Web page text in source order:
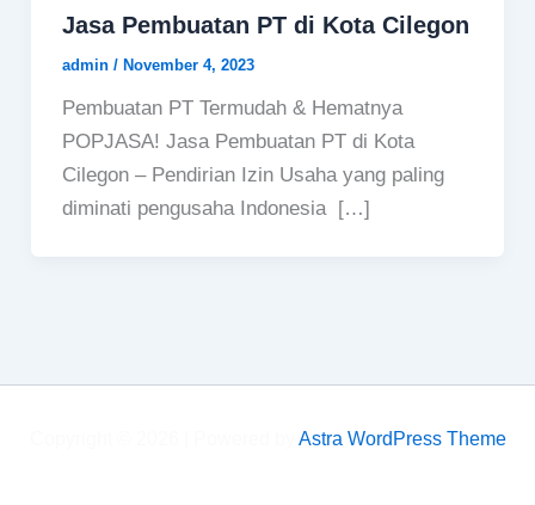
Jasa Pembuatan PT di Kota Cilegon
admin / November 4, 2023
Pembuatan PT Termudah & Hematnya
POPJASA! Jasa Pembuatan PT di Kota
Cilegon – Pendirian Izin Usaha yang paling
diminati pengusaha Indonesia […]
Astra WordPress Theme